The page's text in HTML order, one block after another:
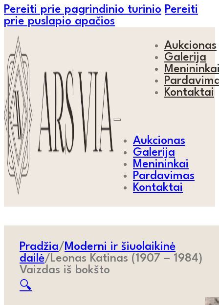
Pereiti prie pagrindinio turinio Pereiti
prie puslapio apačios
Aukcionas
Galerija
Kontaktai
Aukcionas
Galerija
Menininkai
Pardavimas
Kontaktai
Pradžia/ Moderni ir šiuolaikinė
dailė/ Leonas Katinas (1907 – 1984)
Vaizdas iš bokšto
🔍